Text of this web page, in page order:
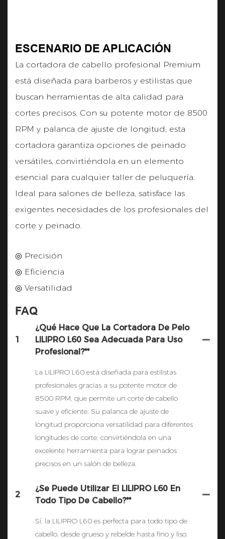
ESCENARIO DE APLICACIÓN
La cortadora de cabello profesional Premium
está diseñada para barberos y estilistas que
buscan herramientas de alta calidad para
cortes precisos. Con su potente motor de 8500
RPM y palanca de ajuste de longitud, esta
cortadora garantiza opciones de peinado
versátiles, convirtiéndola en un elemento
esencial para cualquier taller de peluquería.
Ideal para salones de belleza, satisface las
exigentes necesidades de los profesionales del
corte y peinado.
◎ Precisión
◎ Eficiencia
◎ Versatilidad
FAQ
1
¿Qué Hace Que La Cortadora De Pelo
LILIPRO L60 Sea Adecuada Para Uso
Profesional?**
La LILIPRO L60 está diseñada para estilistas
profesionales gracias a su potente motor de
8500 RPM, que permite un corte de cabello
suave y eficiente. Su palanca de ajuste de
longitud proporciona versatilidad para diferentes
longitudes de corte, convirtiéndola en una
excelente herramienta para lograr peinados
precisos en un salón de belleza.
2
¿Se Puede Utilizar El LILIPRO L60 En
Todo Tipo De Cabello?**
Sí, la LILIPRO L60 es perfecta para todo tipo de
cabello, desde grueso y rebelde hasta fino y liso.